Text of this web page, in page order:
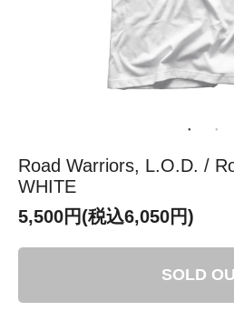
Road Warriors, L.O.D. /
WHITE
5,500円(税込6,050円)
SOLD